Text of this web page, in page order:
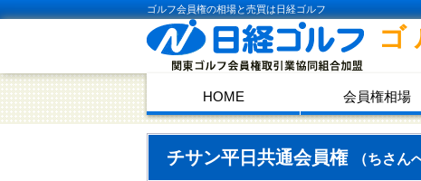
ゴルフ会員権の相場と売買は日経ゴルフ
HOME 会員権相場
チサン平日共通会員権 （ちさん